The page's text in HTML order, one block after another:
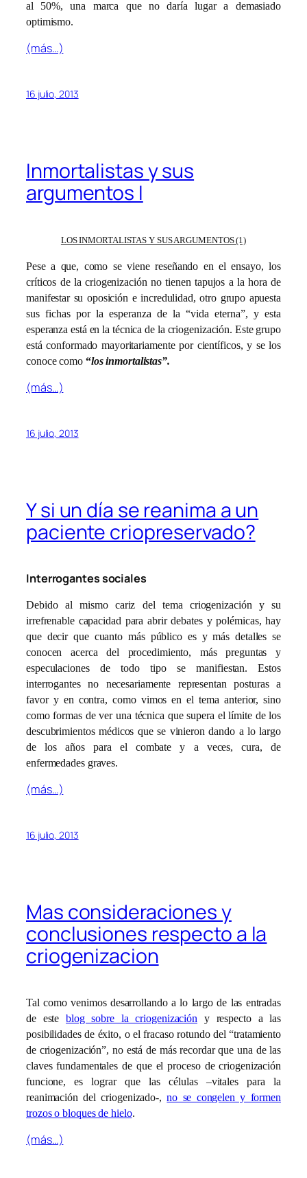
al 50%, una marca que no daría lugar a demasiado
optimismo.
(más…)
16 julio, 2013
Inmortalistas y sus
argumentos I
LOS INMORTALISTAS Y SUS ARGUMENTOS (1)
Pese a que, como se viene reseñando en el ensayo, los
críticos de la criogenización no tienen tapujos a la hora de
manifestar su oposición e incredulidad, otro grupo apuesta
sus fichas por la esperanza de la “vida eterna”, y esta
esperanza está en la técnica de la criogenización. Este grupo
está conformado mayoritariamente por científicos, y se los
conoce como “los inmortalistas”.
(más…)
16 julio, 2013
Y si un día se reanima a un
paciente criopreservado?
Interrogantes sociales
Debido al mismo cariz del tema criogenización y su
irrefrenable capacidad para abrir debates y polémicas, hay
que decir que cuanto más público es y más detalles se
conocen acerca del procedimiento, más preguntas y
especulaciones de todo tipo se manifiestan. Estos
interrogantes no necesariamente representan posturas a
favor y en contra, como vimos en el tema anterior, sino
como formas de ver una técnica que supera el límite de los
descubrimientos médicos que se vinieron dando a lo largo
de los años para el combate y a veces, cura, de
enfermedades graves.
(más…)
16 julio, 2013
Mas consideraciones y
conclusiones respecto a la
criogenizacion
Tal como venimos desarrollando a lo largo de las entradas
de esteblog sobre la criogenización y respecto a las
posibilidades de éxito, o el fracaso rotundo del “tratamiento
de criogenización”, no está de más recordar que una de las
claves fundamentales de que el proceso de criogenización
funcione, es lograr que las células –vitales para la
reanimación del criogenizado-,no se congelen y formen
trozos o bloques de hielo.
(más…)